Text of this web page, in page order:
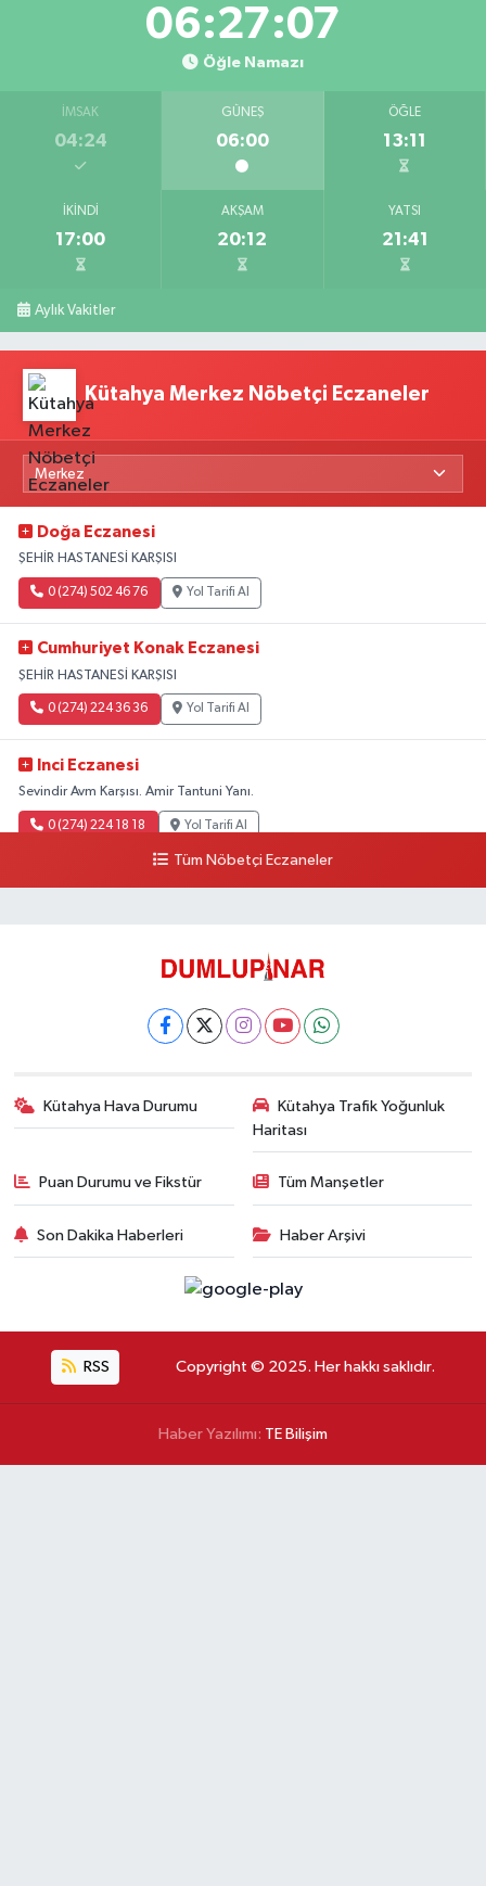
06:27:05
Öğle Namazı
İMSAK
04:24
GÜNEŞ
06:00
ÖĞLE
13:11
İKINDI
17:00
AKŞAM
20:12
YATSI
21:41
Aylık Vakitler
Kütahya Merkez Nöbetçi Eczaneler
Doğa Eczanesi
ŞEHİR HASTANESİ KARŞISI
0 (274) 502 46 76 Yol Tarifi Al
Cumhuriyet Konak Eczanesi
ŞEHİR HASTANESİ KARŞISI
0 (274) 224 36 36 Yol Tarifi Al
Inci Eczanesi
Sevindir Avm Karşısı. Amir Tantuni Yanı.
0 (274) 224 18 18 Yol Tarifi Al
Tüm Nöbetçi Eczaneler
Kütahya Hava Durumu
Kütahya Trafik Yoğunluk
Haritası
Puan Durumu ve Fikstür Tüm Manşetler
Son Dakika Haberleri Haber Arşivi
RSS Copyright © 2025. Her hakkı saklıdır.
Haber Yazılımı: TE Bilişim